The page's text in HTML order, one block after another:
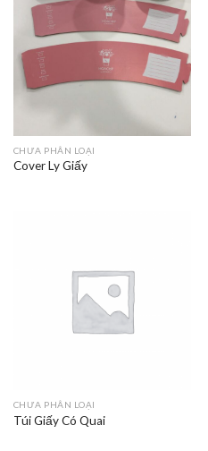
CHƯA PHÂN LOẠI
Cover Ly Giấy
CHƯA PHÂN LOẠI
Túi Giấy Có Quai